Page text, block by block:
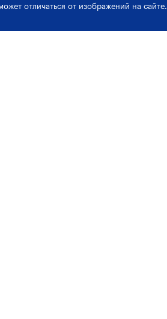
отличаться от изображений на сайте.